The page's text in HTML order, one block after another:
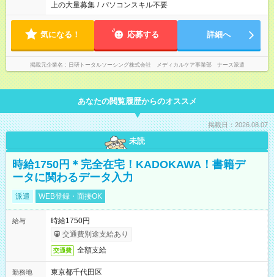
上の大量募集 / パソコンスキル不要
気になる！ 応募する 詳細へ
掲載元企業名 日研トータルソーシング株式会社 メディカルケア事業部 ナース派遣
あなたの閲覧履歴からのオススメ
掲載日：2026.08.07
未読
時給1750円＊完全在宅！KADOKAWA！書籍デ
ータに関わるデータ入力
派遣 WEB登録・面接OK
給与
時給1750円
交通費別途支給あり
交通費 全額支給
勤務地
東京都千代田区